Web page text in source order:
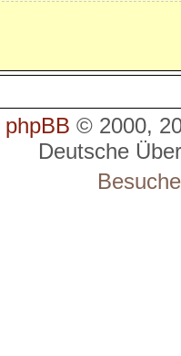
phpBB © 2000,
Deutsche